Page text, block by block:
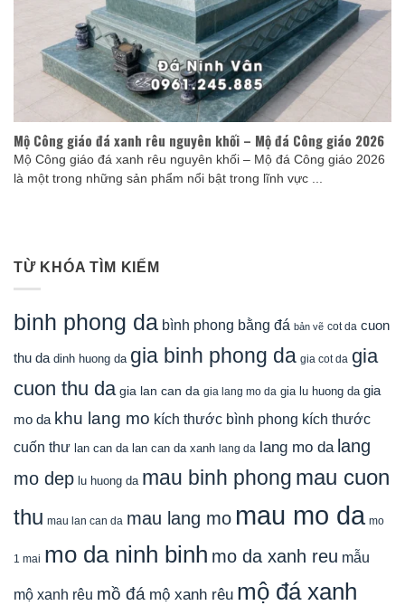
Mộ Công giáo đá xanh rêu nguyên khối – Mộ đá Công giáo 2026
Mộ Công giáo đá xanh rêu nguyên khối – Mộ đá Công giáo 2026
là một trong những sản phẩm nổi bật trong lĩnh vực ...
TỪ KHÓA TÌM KIẾM
binh phong da bình phong bằng đá bản vẽ cot da cuon
thu da dinh huong da gia binh phong da gia cot da gia
cuon thu da gia lan can da gia lang mo da gia lu huong da gia
mo da khu lang mo kích thước bình phong kích thước
cuốn thư lan can da lan can da xanh lang da lang mo da lang
mo dep lu huong da mau binh phong mau cuon
thu mau lan can da mau lang mo mau mo da mo
1 mai mo da ninh binh mo da xanh reu mẫu
mộ xanh rêu mồ đá mộ xanh rêu mộ đá xanh